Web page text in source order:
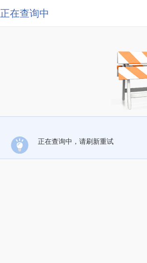
正在查询中
正在查询中，请刷新重试